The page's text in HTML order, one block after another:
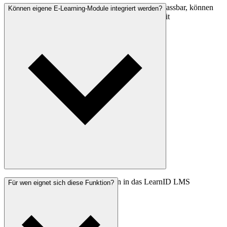
Ja. Die LearnID Inhalte selbst sind nicht direkt anpassbar, können
aber durch eigene PDF-Dokumente ergänzt und mit
Können eigene E-Learning-Module integriert werden?
Ja. Eigene SCORM-Module können in das LearnID LMS
Für wen eignet sich diese Funktion?